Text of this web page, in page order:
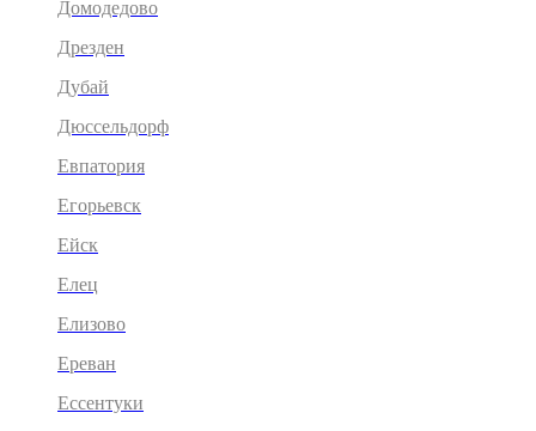
Домодедово
Дрезден
Дубай
Дюссельдорф
Евпатория
Егорьевск
Ейск
Елец
Елизово
Ереван
Ессентуки